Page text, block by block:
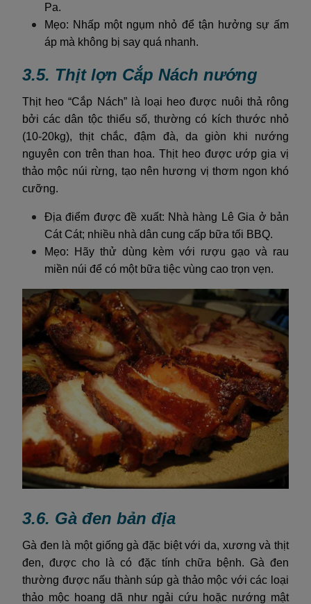
Pa.
Mẹo: Nhấp một ngụm nhỏ để tận hưởng sự ấm
áp mà không bị say quá nhanh.
3.5. Thịt lợn Cắp Nách nướng
Thịt heo “Cắp Nách” là loại heo được nuôi thả rông
bởi các dân tộc thiểu số, thường có kích thước nhỏ
(10-20kg), thịt chắc, đậm đà, da giòn khi nướng
nguyên con trên than hoa. Thịt heo được ướp gia vị
thảo mộc núi rừng, tạo nên hương vị thơm ngon khó
cưỡng.
Địa điểm được đề xuất: Nhà hàng Lê Gia ở bản
Cát Cát; nhiều nhà dân cung cấp bữa tối BBQ.
Mẹo: Hãy thử dùng kèm với rượu gạo và rau
miền núi để có một bữa tiệc vùng cao trọn vẹn.
3.6. Gà đen bản địa
Gà đen là một giống gà đặc biệt với da, xương và thịt
đen, được cho là có đặc tính chữa bệnh. Gà đen
thường được nấu thành súp gà thảo mộc với các loại
thảo mộc hoang dã như ngải cứu hoặc nướng mật